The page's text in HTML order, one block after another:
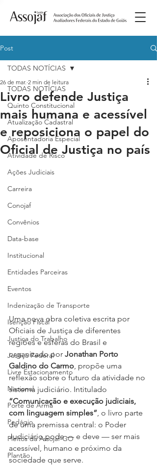
Post
TODAS NOTÍCIAS
Quinto Constitucional
Atualização Cadastral
Aposentadoria Especial
Atividade de Risco
Ações Judiciais
Carreira
Conojaf
Convênios
Data-base
Institucional
Entidades Parceiras
Eventos
Indenização de Transporte
Isenção Fiscal
Justiça do Trabalho
Justiça Federal
Livre Estacionamento
Nacional
Porte de Arma
Pedágio
Pleitos da Assojaf-GO
Plantão
TODAS NOTÍCIAS
Livro defende Justiça
mais humana e acessível
e reposiciona o papel do
Oficial de Justiça no país
26 de mar. 2 min de leitura
Uma nova obra coletiva escrita por
Oficiais de Justiça de diferentes
regiões e esferas do Brasil e
organizado por Jonathan Porto
Galdino do Carmo, propõe uma
reflexão sobre o futuro da atividade no
sistema judiciário. Intitulado
“Comunicação e execução judiciais,
com linguagem simples”, o livro parte
de uma premissa central: o Poder
Judiciário pode — e deve — ser mais
acessível, humano e próximo da
sociedade que serve.